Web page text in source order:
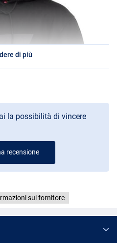
di più
la possibilità di vincere
recensione
sul fornitore